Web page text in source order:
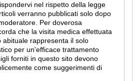
nel rispetto della legge
verranno pubblicati solo dopo
Per doverosa
che la visita medica effettuata
abituale rappresenta il solo
per un'efficace trattamento
forniti in questo sito devono
come suggerimenti di